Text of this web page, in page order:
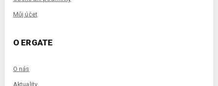
Můj účet
O ERGATE
O nás
Aktuality